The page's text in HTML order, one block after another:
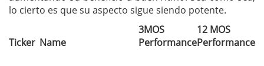
lo cierto es que su aspecto sigue siendo potente.
Ticker Name
3MOS
Performance
12 MOS
Performance